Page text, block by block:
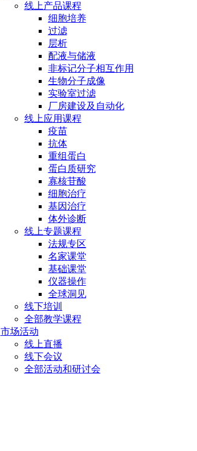
线上产品课程
细胞培养
过滤
层析
配液与储液
非标记分子相互作用
生物分子成像
实验室过滤
厂房建设及自动化
线上应用课程
疫苗
抗体
重组蛋白
蛋白质研究
寡核苷酸
细胞治疗
基因治疗
体外诊断
线上专题课程
法规专区
名家课堂
基础课堂
仪器操作
全球洞见
线下培训
全部教学课程
市场活动
线上直播
线下会议
全部活动和研讨会